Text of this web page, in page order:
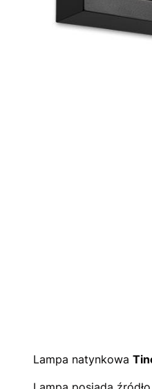
Lampa natynkowa